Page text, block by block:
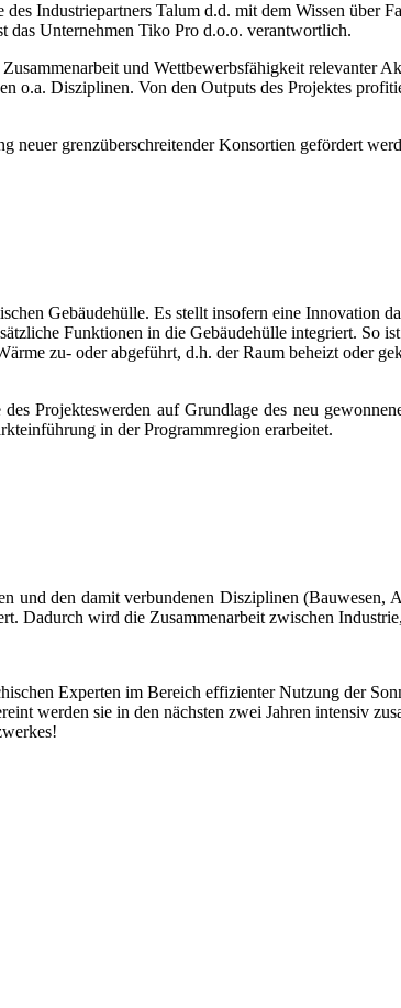
Industriepartners Talum d.d. mit dem Wissen über
das Unternehmen Tiko Pro d.o.o. verantwortlich.
und Wettbewerbsfähigkeit relevanter
Disziplinen. Von den Outputs des Projektes
grenzüberschreitender Konsortien gefördert
Gebäudehülle. Es stellt insofern eine Innovation
Funktionen in die Gebäudehülle integriert. So
zu- oder abgeführt, d.h. der Raum beheizt oder
Projekteswerden auf Grundlage des neu
in der Programmregion erarbeitet.
und den damit verbundenen Disziplinen (Bauwesen,
Dadurch wird die Zusammenarbeit zwischen
Experten im Bereich effizienter Nutzung der
werden sie in den nächsten zwei Jahren intensiv